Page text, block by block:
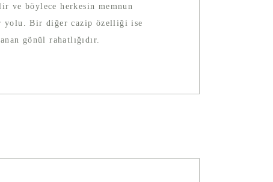
ve böylece herkesin memnun
yolu. Bir diğer cazip özelliği ise
gönül rahatlığıdır.